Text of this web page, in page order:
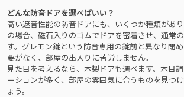
どんな防音ドアを選べばいい？
高い遮音性能の防音ドアにも、いくつか種類があ
の場合、磁石入りのゴムでドアを密着させ、通常
す。グレモン錠という防音専用の錠前と異なり閉
要がなく、部屋の出入りに苦労しません。
見た目を考えるなら、木製ドアも選べます。木目
ーションが多く、部屋の雰囲気に合うものを見つ
ょう。